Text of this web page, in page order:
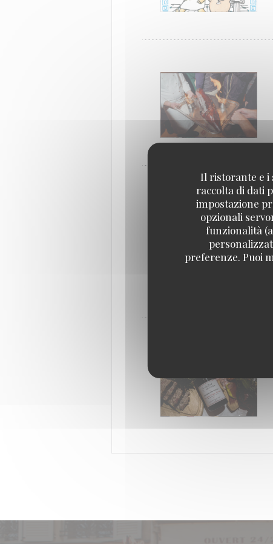
Il ristorante e i
raccolta di dati
impostazione
opzionali
funzionalità
preferenze. Puoi